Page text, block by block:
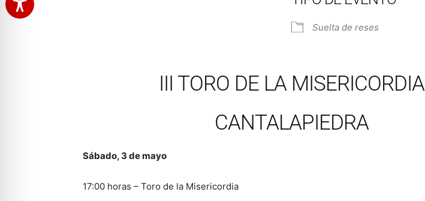
Suelta de reses
III TORO DE LA MISERICORDIA
CANTALAPIEDRA
Sábado, 3 de mayo
17:00 horas – Toro de la Misericordia